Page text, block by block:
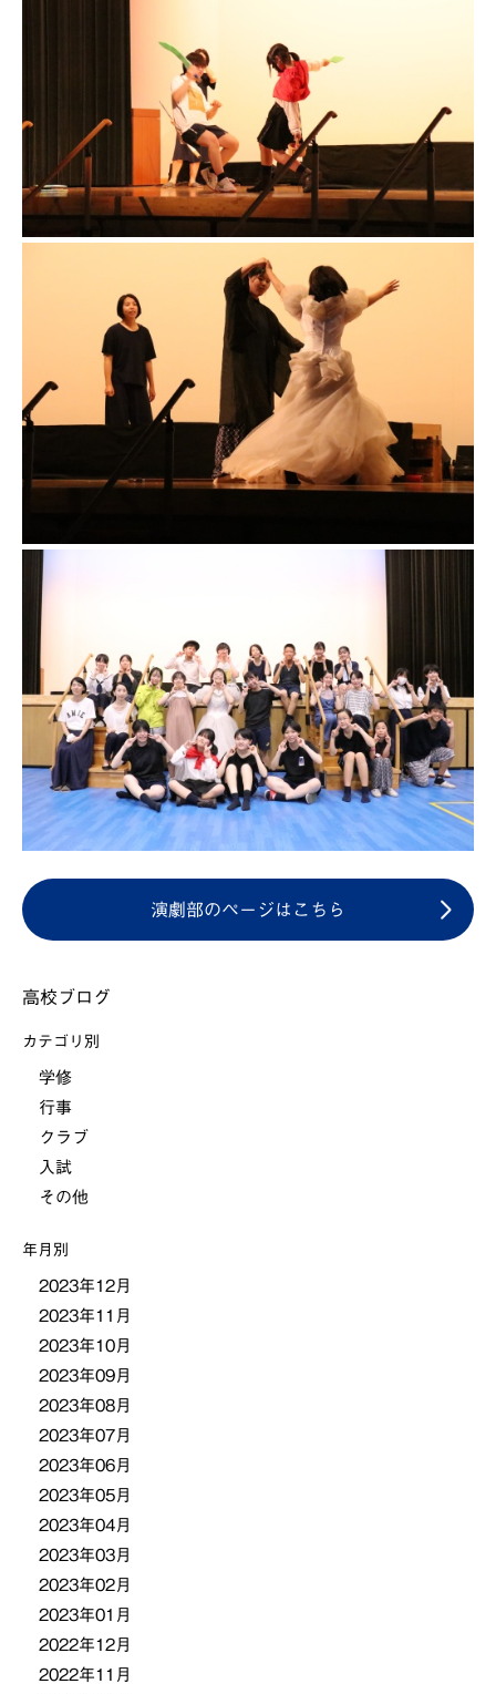
演劇部のページはこちら
高校ブログ
カテゴリ別
学修
行事
クラブ
入試
その他
年月別
2023年12月
2023年11月
2023年10月
2023年09月
2023年08月
2023年07月
2023年06月
2023年05月
2023年04月
2023年03月
2023年02月
2023年01月
2022年12月
2022年11月